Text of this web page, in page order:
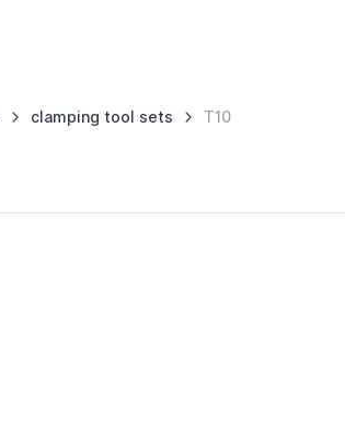
clamping tool sets T10